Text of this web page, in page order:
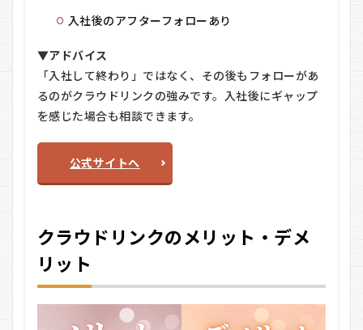
入社後のアフターフォローあり
▼アドバイス
「入社して終わり」ではなく、その後もフォローがあ
るのがクラウドリンクの強みです。入社後にギャップ
を感じた場合も相談できます。
公式サイトへ
クラウドリンクのメリット・デメ
リット